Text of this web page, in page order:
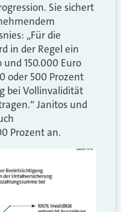
Sie sichert
„Für die
in der Regel ein
150.000 Euro
oder 500 Prozent
bei Vollinvalidität
Janitos und
Prozent an.